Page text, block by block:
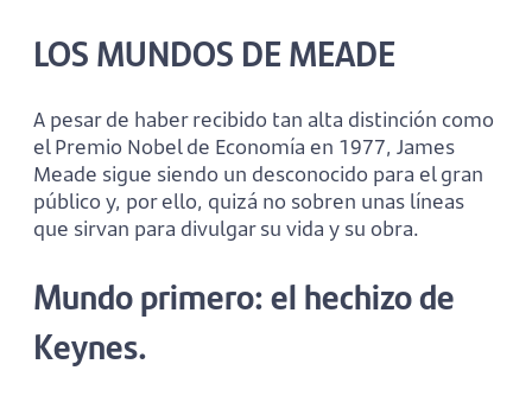
LOS MUNDOS DE MEADE
A pesar de haber recibido tan alta distin­ción como
el Premio Nobel de Economía en 1977, James
Meade sigue siendo un desconocido para el gran
pú­blico y, por ello, quizá no sobren unas líneas
que sirvan para divulgar su vida y su obra.
Mundo primero: el he­chizo de
Keynes.